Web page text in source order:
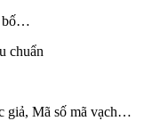
bố…
chuẩn
giả, Mã số mã vạch…